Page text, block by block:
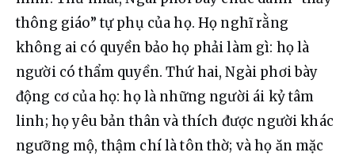
thông giáo” tự phụ của họ. Họ nghĩ rằng
không ai có quyền bảo họ phải làm gì: họ là
người có thẩm quyền. Thứ hai, Ngài phơi bày
động cơ của họ: họ là những người ái kỷ tâm
linh; họ yêu bản thân và thích được người khác
ngưỡng mộ, thậm chí là tôn thờ; và họ ăn mặc